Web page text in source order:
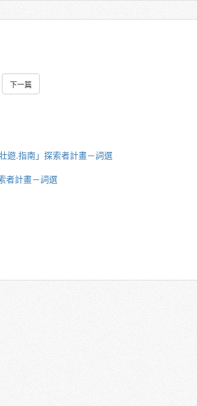
下一篇
遊.指南」探索者計畫－詞選
者計畫－詞選